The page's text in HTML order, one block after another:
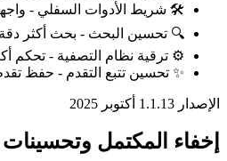
🛠️ شريط الأدوات السفلي -
🔍 تحسين البحث - بحث أكثر
⚙️ ترقية نظام التصفية - تحكم
✨ تحسين تتبع التقدم - حفظ
الإصدار 1.1.1 3 أكتوبر 2025
إخفاء المكتمل